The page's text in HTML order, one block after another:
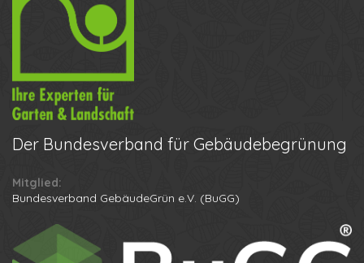
Der Bundesverband für Gebäudebegrünung
Mitglied:
Bundesverband GebäudeGrün e.V. (BuGG)